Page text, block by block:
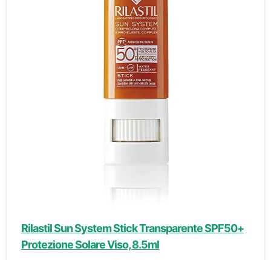
Rilastil Sun System Stick Transparente SPF50+
Protezione Solare Viso, 8.5ml